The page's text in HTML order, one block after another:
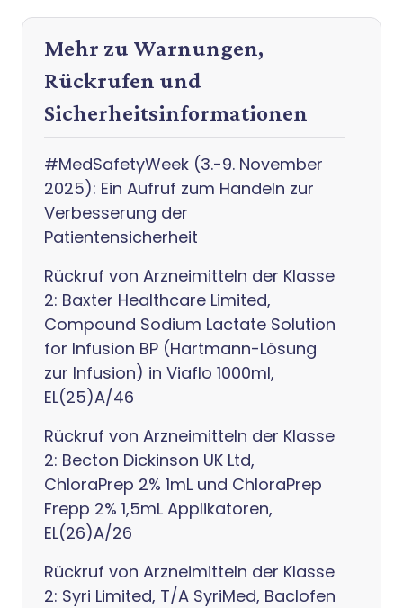
Mehr zu Warnungen,
Rückrufen und
Sicherheitsinformationen
#MedSafetyWeek (3.-9. November
2025): Ein Aufruf zum Handeln zur
Verbesserung der
Patientensicherheit
Rückruf von Arzneimitteln der Klasse
2: Baxter Healthcare Limited,
Compound Sodium Lactate Solution
for Infusion BP (Hartmann-Lösung
zur Infusion) in Viaflo 1000ml,
EL(25)A/46
Rückruf von Arzneimitteln der Klasse
2: Becton Dickinson UK Ltd,
ChloraPrep 2% 1mL und ChloraPrep
Frepp 2% 1,5mL Applikatoren,
EL(26)A/26
Rückruf von Arzneimitteln der Klasse
2: Syri Limited, T/A SyriMed, Baclofen